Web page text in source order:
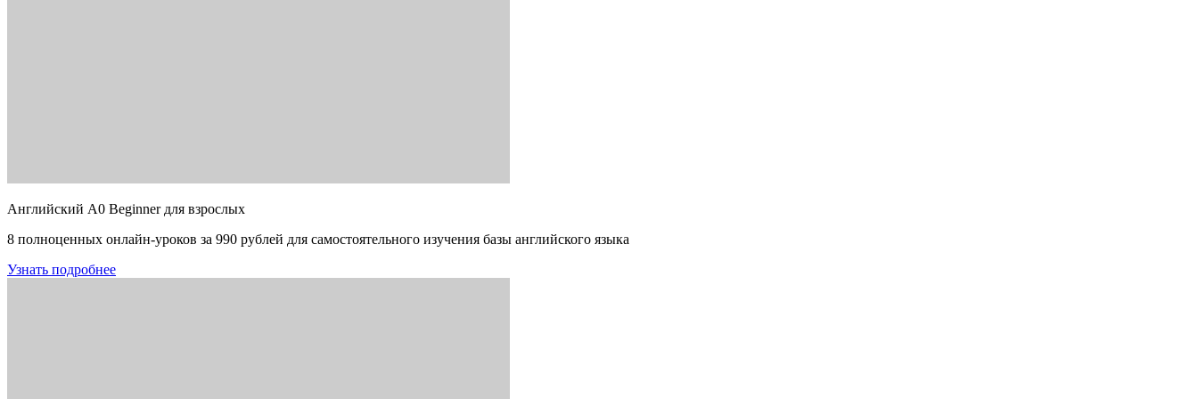
Английский A0 Beginner для взрослых
8 полноценных онлайн-уроков за 990 рублей для самостоятельного изучения базы английского языка
Узнать подробнее